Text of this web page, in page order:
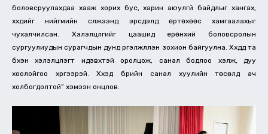
боловсруулахдаа хааж хорих бус, харин аюулгүй байдлыг хангах,
хүүхдийг нийгмийн сүлжээнд эрсдэлд өртөхөөс хамгаалахыг
чухалчилсан. Хэлэлцүүлгийг цаашид ерөнхий боловсролын
сургуулиудын сурагчдын дунд үргэлжлүүлэн зохион байгуулна. Хүүхдүүд та
бүхэн хэлэлцүүлэгт идэвхтэй оролцож, санал бодлоо хэлж, дуу
хоолойгоо хүргээрэй. Хүүхэд бүрийн санал хуулийн төсөлд ач
холбогдолтой” хэмээн онцлов.